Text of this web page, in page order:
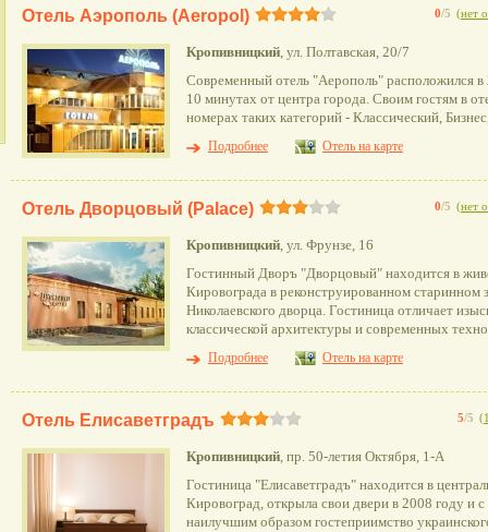
0/5 (нет
Отель Аэрополь (Aeropol)
Кропивницкий, ул. Полтавская, 20/7
Современный отель "Аерополь" расположился в
10 минутах от центра города. Своим гостям в
номерах таких категорий - Классический,
Подробнее
Отель на карте
0/5 (нет
Отель Дворцовый (Рalace)
Кропивницкий, ул. Фрунзе, 16
Гостинный Дворъ "Дворцовый" находится в
Кировограда в реконструированном старинном
Николаевского дворца. Гостиница отличает
классической архитектуры и современных
Подробнее
Отель на карте
5/5 (
Отель Елисаветградъ
Кропивницкий, пр. 50-летия Октября, 1-А
Гостиница "Елисаветградъ" находится в
Кировоград, открыла свои двери в 2008 году и с
наилучшим образом гостеприимство